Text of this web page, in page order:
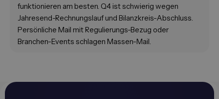
funktionieren am besten. Q4 ist schwierig wegen
Jahresend-Rechnungslauf und Bilanzkreis-Abschluss.
Persönliche Mail mit Regulierungs-Bezug oder
Branchen-Events schlagen Massen-Mail.